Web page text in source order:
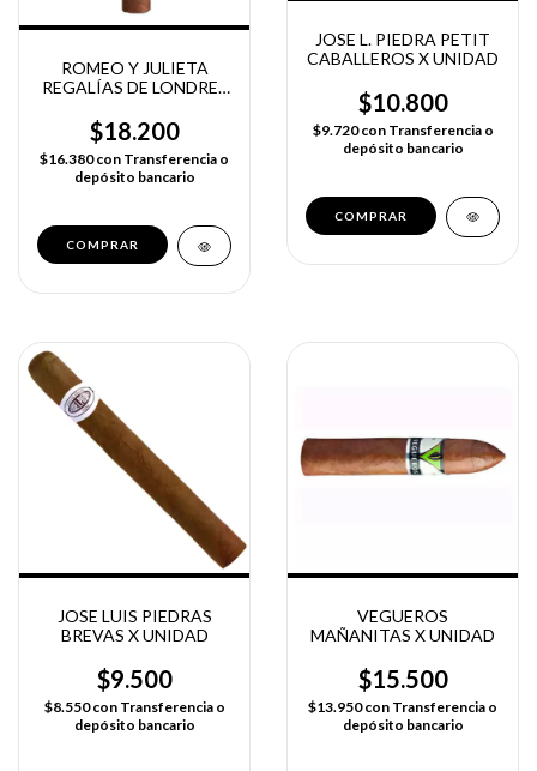
ROMEO Y JULIETA
REGALÍAS DE LONDRES
$18.200
$16.380con Transferencia o
depósito bancario
JOSE L. PIEDRA PETIT
CABALLEROS X UNIDAD
$10.800
$9.720con Transferencia o
depósito bancario
JOSE LUIS PIEDRAS
BREVAS X UNIDAD
$9.500
$8.550con Transferencia o
depósito bancario
VEGUEROS
MAÑANITAS X UNIDAD
$15.500
$13.950con Transferencia o
depósito bancario